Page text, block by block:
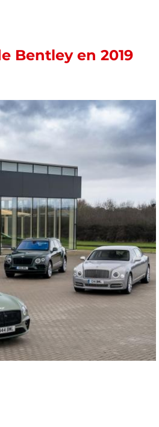
Bentley en 2019